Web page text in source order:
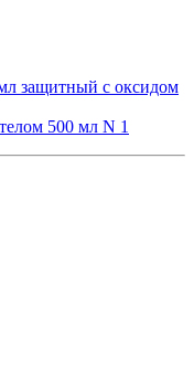
защитный с оксидом
500 мл N 1